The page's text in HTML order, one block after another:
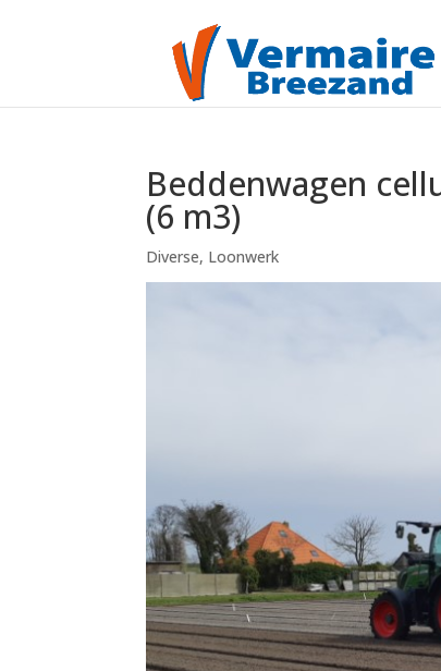
Beddenwagen
(6 m3)
Diverse, Loonwerk